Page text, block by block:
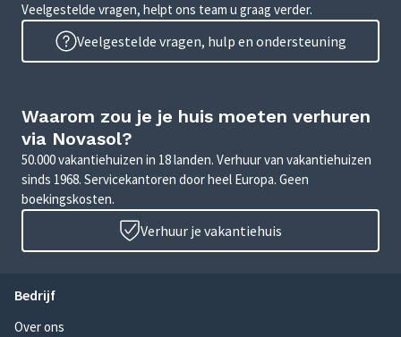
Veelgestelde vragen, helpt ons team u graag verder.
Veelgestelde vragen, hulp en ondersteuning
Waarom zou je je huis moeten verhuren
via Novasol?
50.000 vakantiehuizen in 18 landen. Verhuur van vakantiehuizen
sinds 1968. Servicekantoren door heel Europa. Geen
boekingskosten.
Verhuur je vakantiehuis
Bedrijf
Over ons